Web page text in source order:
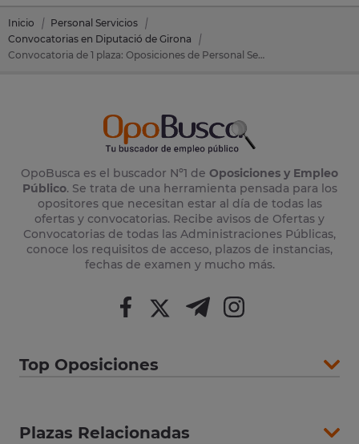
Inicio
Personal Servicios
Convocatorias en Diputació de Girona
Convocatoria de 1 plaza: Oposiciones de Personal Servicios en Diputació de Girona (Gerona)
OpoBusca es el buscador Nº1 de Oposiciones y Empleo
Público. Se trata de una herramienta pensada para los
opositores que necesitan estar al día de todas las
ofertas y convocatorias. Recibe avisos de Ofertas y
Convocatorias de todas las Administraciones Públicas,
conoce los requisitos de acceso, plazos de instancias,
fechas de examen y mucho más.
Top Oposiciones
Plazas Relacionadas